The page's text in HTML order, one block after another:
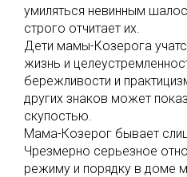
умиляться невинным
строго отчитает их.
Дети мамы-Козерога
жизнь и
бережливости и
других знаков может
скупостью.
Мама-Козерог бывает
Чрезмерно серьезное
режиму и порядку в доме